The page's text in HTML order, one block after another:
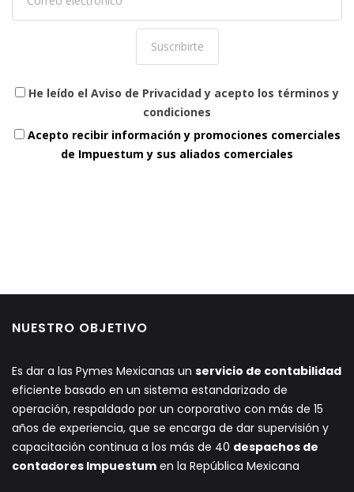
He leído el Aviso de Privacidad y acepto los términos y
condiciones
Acepto recibir información y promociones comerciales
de Impuestum y sus aliados comerciales
NUESTRO OBJETIVO
Es dar a las Pymes Mexicanas un servicio de contabilidad
eficiente basado en un sistema estandarizado de
operación, respaldado por un corporativo con más de 15
años de experiencia, que se encarga de dar supervisión y
capacitación continua a los más de 40 despachos de
contadores Impuestum en la República Mexicana